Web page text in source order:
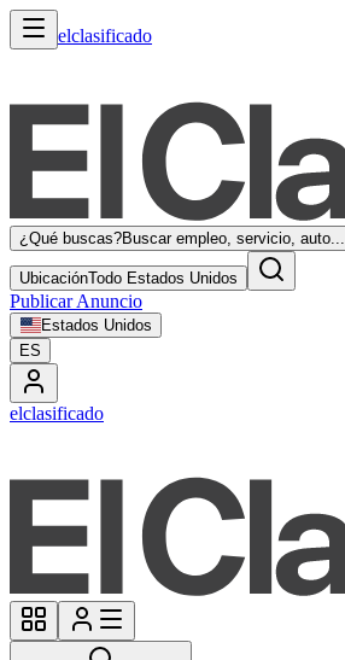
elclasificado
¿Qué buscas?Buscar empleo, servicio, auto...
UbicaciónTodo Estados Unidos
Publicar Anuncio
Estados Unidos
ES
elclasificado